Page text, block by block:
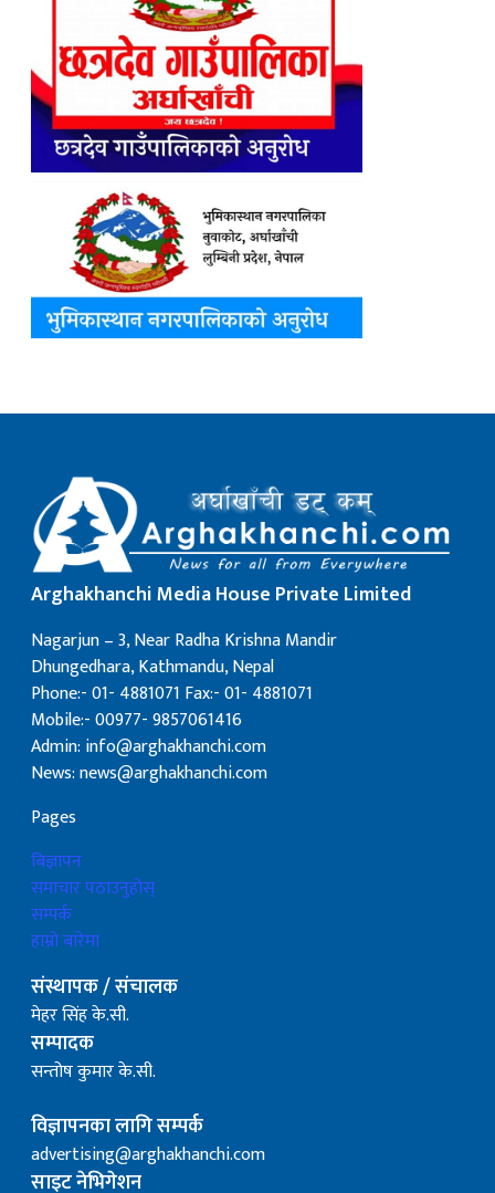
Arghakhanchi Media House Private Limited
Nagarjun – 3, Near Radha Krishna Mandir
Dhungedhara, Kathmandu, Nepal
Phone:- 01- 4881071 Fax:- 01- 4881071
Mobile:- 00977- 9857061416
Admin: info@arghakhanchi.com
News: news@arghakhanchi.com
Pages
बिज्ञापन
समाचार पठाउनुहोस्
सम्पर्क
हाम्रो बारेमा
संस्थापक / संचालक
मेहर सिंह के.सी.
सम्पादक
सन्तोष कुमार के.सी.
विज्ञापनका लागि सम्पर्क
advertising@arghakhanchi.com
साइट नेभिगेशन